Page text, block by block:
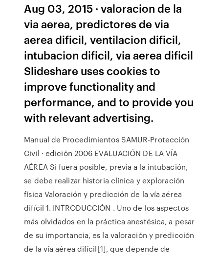
Aug 03, 2015 · valoracion de la
via aerea, predictores de via
aerea dificil, ventilacion dificil,
intubacion dificil, via aerea dificil
Slideshare uses cookies to
improve functionality and
performance, and to provide you
with relevant advertising.
Manual de Procedimientos SAMUR-Protección
Civil · edición 2006 EVALUACIÓN DE LA VÍA
AÉREA Si fuera posible, previa a la intubación,
se debe realizar historia clínica y exploración
física Valoración y predicción de la vía aérea
difícil 1. INTRODUCCIÓN . Uno de los aspectos
más olvidados en la práctica anestésica, a pesar
de su importancia, es la valoración y predicción
de la vía aérea difícil[1], que depende de